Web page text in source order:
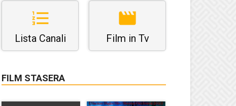
Lista Canali Film in Tv
FILM STASERA